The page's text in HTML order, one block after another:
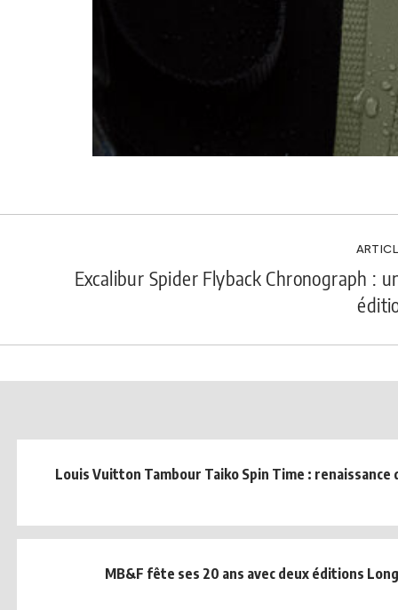
Excalibur Spider Flyback Chronograph :
Louis Vuitton Tambour Taiko Spin Time : renaissance
MB&F fête ses 20 ans avec deux éditions